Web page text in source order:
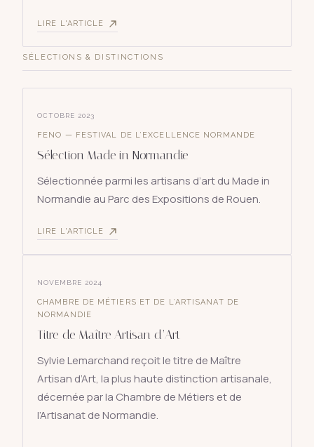
LIRE L'ARTICLE
SÉLECTIONS & DISTINCTIONS
OCTOBRE 2023
FENO — FESTIVAL DE L’EXCELLENCE NORMANDE
Sélection Made in Normandie
Sélectionnée parmi les artisans d’art du Made in
Normandie au Parc des Expositions de Rouen.
LIRE L'ARTICLE
NOVEMBRE 2024
CHAMBRE DE MÉTIERS ET DE L’ARTISANAT DE
NORMANDIE
Titre de Maître Artisan d’Art
Sylvie Lemarchand reçoit le titre de Maître
Artisan d’Art, la plus haute distinction artisanale,
décernée par la Chambre de Métiers et de
l’Artisanat de Normandie.